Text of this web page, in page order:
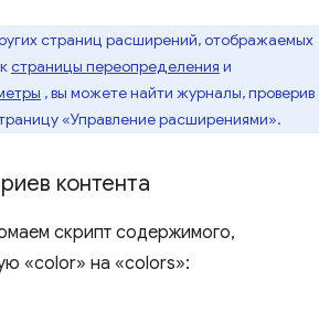
страниц расширений, отображаемых
страницы переопределения и
, вы можете найти журналы, проверив
«Управление расширениями».
контента
скрипт содержимого,
«color» на «colors»: